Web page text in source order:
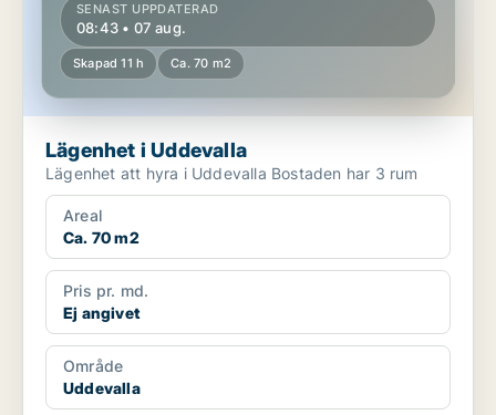
SENAST UPPDATERAD
08:43 • 07 aug.
Skapad 11 h Ca. 70 m2
Lägenhet i Uddevalla
Lägenhet att hyra i Uddevalla Bostaden har 3 rum
Areal
Ca. 70 m2
Pris pr. md.
Ej angivet
Område
Uddevalla